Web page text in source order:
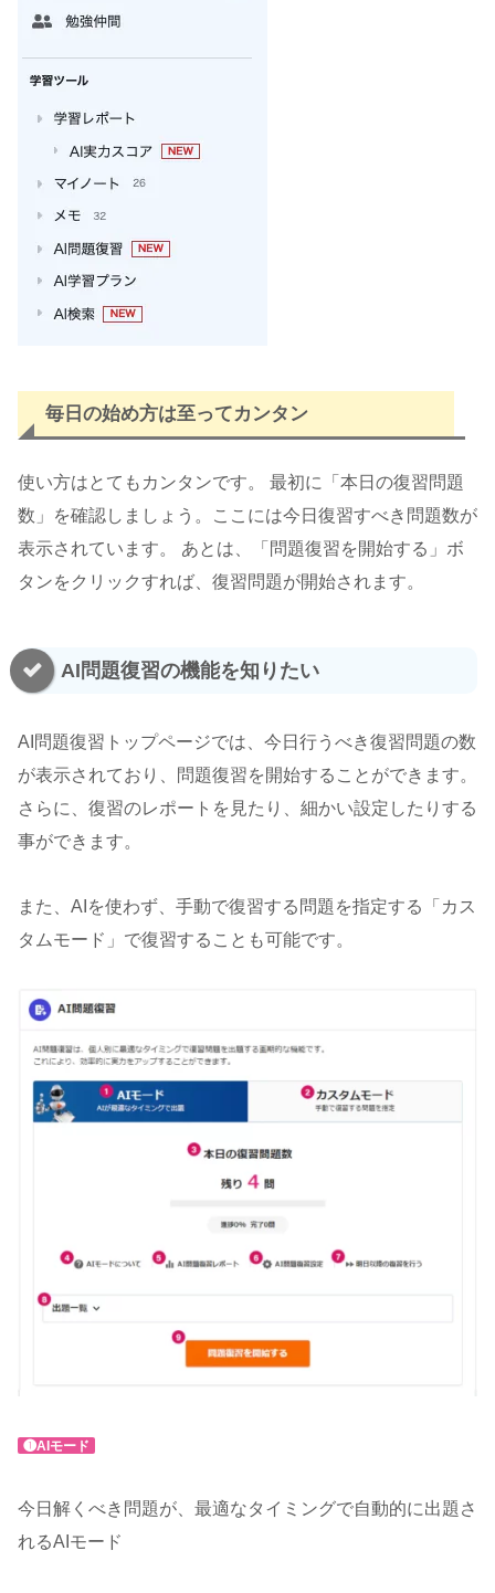
毎日の始め方は至ってカンタン
使い方はとてもカンタンです。 最初に「本日の復習問題
数」を確認しましょう。ここには今日復習すべき問題数が
表示されています。 あとは、「問題復習を開始する」ボ
タンをクリックすれば、復習問題が開始されます。
AI問題復習の機能を知りたい
AI問題復習トップページでは、今日行うべき復習問題の数
が表示されており、問題復習を開始することができます。
さらに、復習のレポートを見たり、細かい設定したりする
事ができます。
また、AIを使わず、手動で復習する問題を指定する「カス
タムモード」で復習することも可能です。
❶AIモード
今日解くべき問題が、最適なタイミングで自動的に出題さ
れるAIモード